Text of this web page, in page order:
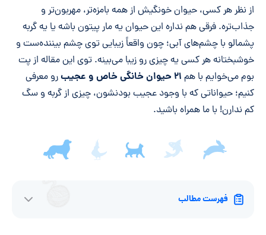
خلاصه مقاله
از نظر هر کسی، حیوان خونگیش از همه بامزه‌تر، مهربون‌تر و
جذاب‌تره. فرقی هم نداره این حیوان یه مار پیتون باشه یا یه گربه
پشمالو با چشم‌های آبی؛ چون واقعاً زیبایی توی چشم بیننده‌ست و
خوشبختانه هر کسی یه چیزی رو زیبا می‌بینه. توی این مقاله از پت
بوم می‌خوایم با هم ۲۱ حیوان خانگی خاص و عجیب
رو معرفی
کنیم؛ حیواناتی که با وجود عجیب بودنشون، چیزی از گربه و سگ
کم ندارن! با ما همراه باشید.
فهرست مطالب